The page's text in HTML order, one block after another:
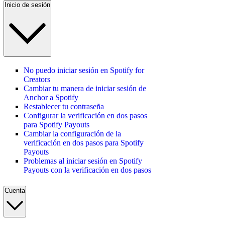
Inicio de sesión
No puedo iniciar sesión en Spotify for
Creators
Cambiar tu manera de iniciar sesión de
Anchor a Spotify
Restablecer tu contraseña
Configurar la verificación en dos pasos
para Spotify Payouts
Cambiar la configuración de la
verificación en dos pasos para Spotify
Payouts
Problemas al iniciar sesión en Spotify
Payouts con la verificación en dos pasos
Cuenta